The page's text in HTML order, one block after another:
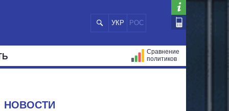
УКР РОС
Сравнение
политиков
НОВОСТИ